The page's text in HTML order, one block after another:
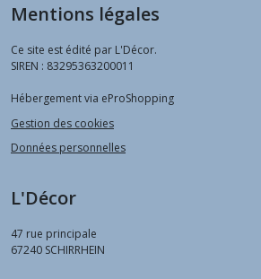
Mentions légales
Ce site est édité par L'Décor.
SIREN : 83295363200011
Hébergement via eProShopping
Gestion des cookies
Données personnelles
L'Décor
47 rue principale
67240 SCHIRRHEIN